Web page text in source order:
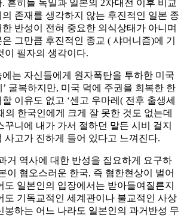
흔히들 독일과 일본의 2차대전 이후 비교
존재를 생각하지 않는 후진적인 일본 종
반성이 전혀 중요한 의식상태가 아니며
그만큼 후진적인 종교 ( 샤머니즘)에 기
이 필자의 생각이다.
는 자신들에게 원자폭탄을 투하한 미국
’ 굴복하지만, 미국 덕에 주권을 회복한 한
이유도 없고 ‘센고 우마레( 전후 출생세
의 한국인에게 크게 잘 못한 것도 없는데
꾸니에 내가 가서 절하던 말든 시비 걸지
사고가 진하게 들어 있다고 느껴진다.
거 역사에 대한 반성을 집요하게 요구하
이 혐오스러운 한국, 즉 혐한현상이 벌어
도 일본인의 입장에서는 받아들여질른지
도 기독교적인 세계관이나 불교적인 사상
봉하는 어느 나라도 일본인의 과거반성 무